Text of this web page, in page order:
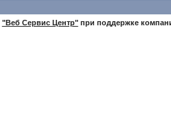
"Веб Сервис Центр"при поддержке